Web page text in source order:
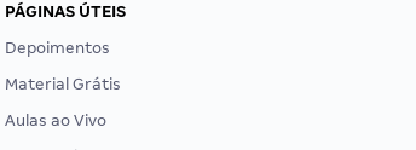
PÁGINAS ÚTEIS
Depoimentos
Material Grátis
Aulas ao Vivo